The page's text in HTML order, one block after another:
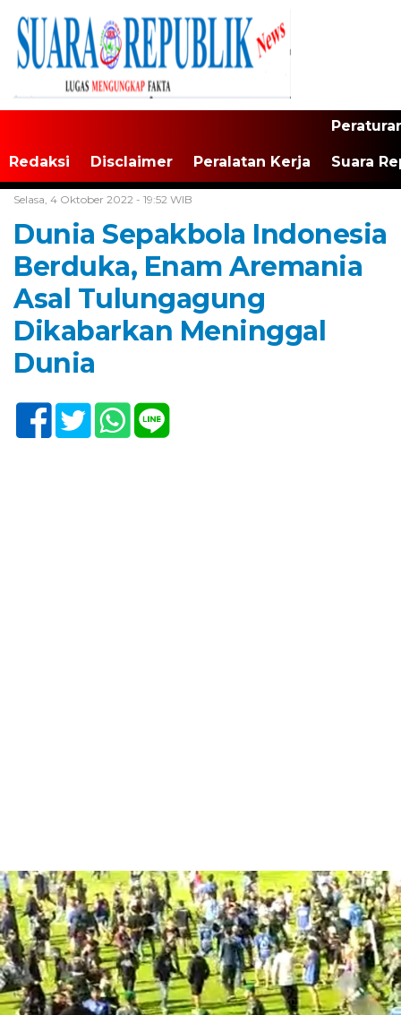
Redaksi Disclaimer Peralatan Kerja Suara
Selasa, 4 Oktober 2022 - 19:52 WIB
Dunia Sepakbola Indonesia
Berduka, Enam Aremania
Asal Tulungagung
Dikabarkan Meninggal
Dunia